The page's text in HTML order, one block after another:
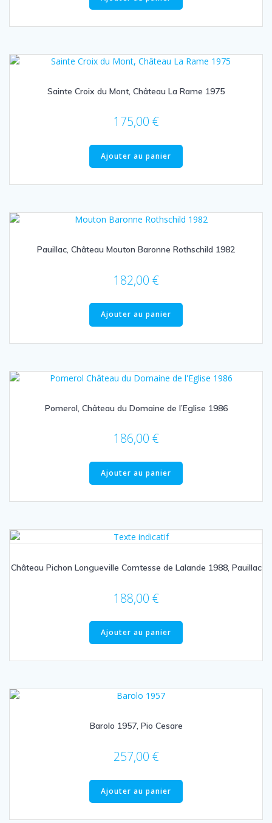
Sainte Croix du Mont, Château La Rame 1975
175,00 €
Ajouter au panier
Pauillac, Château Mouton Baronne Rothschild 1982
182,00 €
Ajouter au panier
Pomerol, Château du Domaine de l’Eglise 1986
186,00 €
Ajouter au panier
Château Pichon Longueville Comtesse de Lalande 1988, Pauillac
188,00 €
Ajouter au panier
Barolo 1957, Pio Cesare
257,00 €
Ajouter au panier